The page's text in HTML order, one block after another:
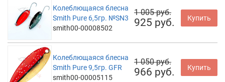
Колеблющаяся блесна
Smith Pure 6,5гр. №SN3
smith00-00008502
1 005 руб.
925 руб. Купить
Колеблющаяся блесна
Smith Pure 9,5гр. GFR
smith00-00005115
1 050 руб.
966 руб. Купить